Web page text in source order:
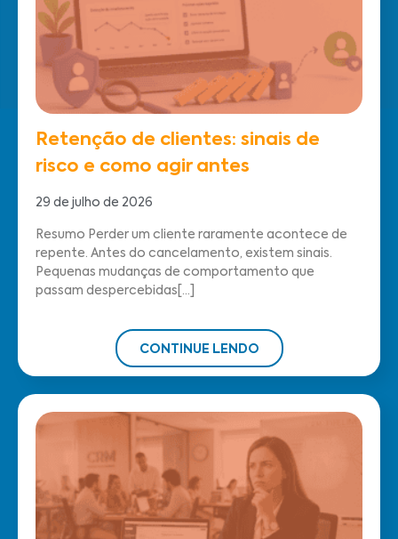
Retenção de clientes: sinais de
risco e como agir antes
29 de julho de 2026
Resumo Perder um cliente raramente acontece de
repente. Antes do cancelamento, existem sinais.
Pequenas mudanças de comportamento que
passam despercebidas[...]
CONTINUE LENDO